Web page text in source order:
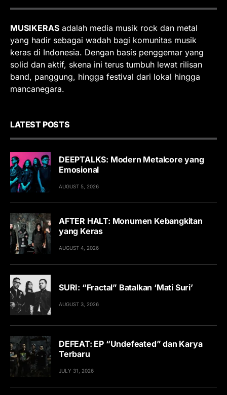
MUSIKERAS adalah media musik rock dan metal
yang hadir sebagai wadah bagi komunitas musik
keras di Indonesia. Dengan basis penggemar yang
solid dan aktif, skena ini terus tumbuh lewat rilisan
band, panggung, hingga festival dari lokal hingga
mancanegara.
LATEST POSTS
DEEPTALKS: Modern Metalcore yang
Emosional
AUGUST 5, 2026
AFTER HALT: Monumen Kebangkitan
yang Keras
AUGUST 4, 2026
SURI: “Fractal” Batalkan ‘Mati Suri’
AUGUST 3, 2026
DEFEAT: EP “Undefeated” dan Karya
Terbaru
JULY 31, 2026